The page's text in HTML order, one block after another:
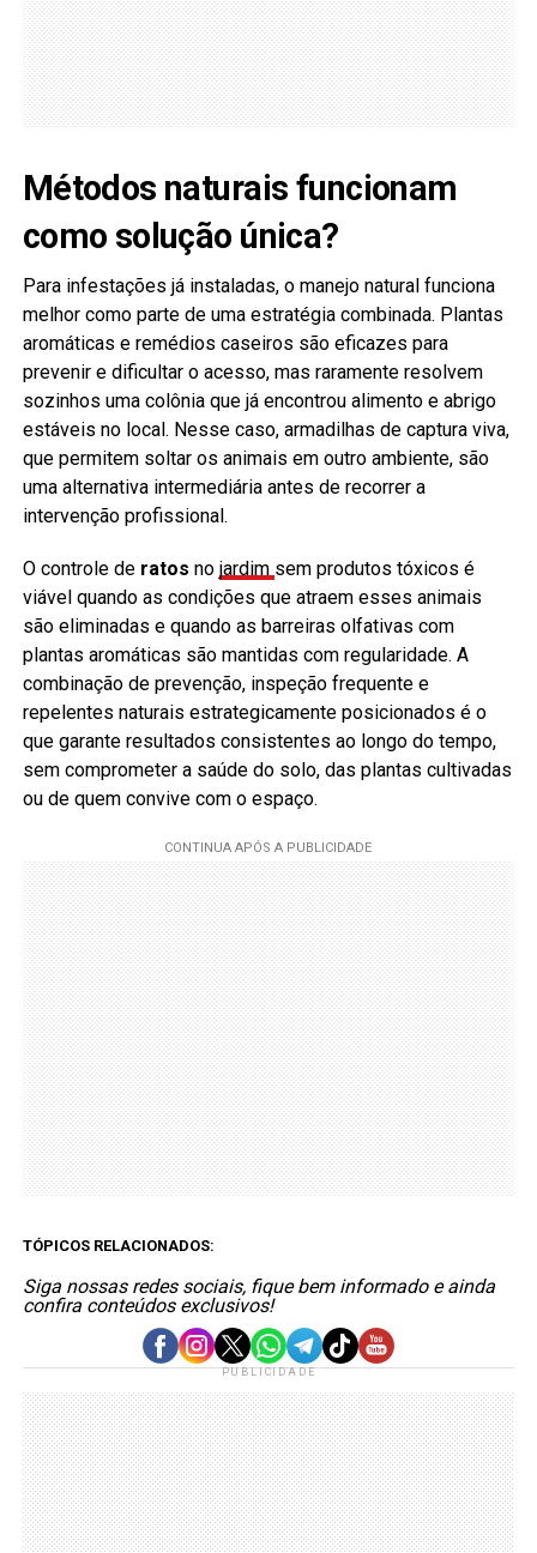
Métodos naturais funcionam
como solução única?
Para infestações já instaladas, o manejo natural funciona
melhor como parte de uma estratégia combinada. Plantas
aromáticas e remédios caseiros são eficazes para
prevenir e dificultar o acesso, mas raramente resolvem
sozinhos uma colônia que já encontrou alimento e abrigo
estáveis no local. Nesse caso, armadilhas de captura viva,
que permitem soltar os animais em outro ambiente, são
uma alternativa intermediária antes de recorrer a
intervenção profissional.
O controle de ratos no jardim sem produtos tóxicos é
viável quando as condições que atraem esses animais
são eliminadas e quando as barreiras olfativas com
plantas aromáticas são mantidas com regularidade. A
combinação de prevenção, inspeção frequente e
repelentes naturais estrategicamente posicionados é o
que garante resultados consistentes ao longo do tempo,
sem comprometer a saúde do solo, das plantas cultivadas
ou de quem convive com o espaço.
TÓPICOS RELACIONADOS:
Siga nossas redes sociais, fique bem informado e ainda
confira conteúdos exclusivos!
PUBLICIDADE